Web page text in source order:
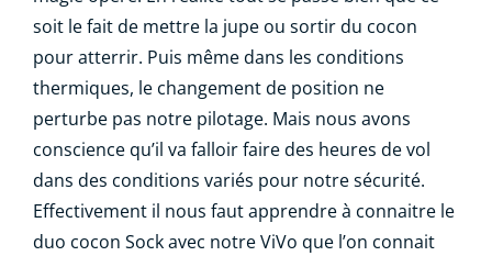
soit le fait de mettre la jupe ou sortir du cocon
pour atterrir. Puis même dans les conditions
thermiques, le changement de position ne
perturbe pas notre pilotage. Mais nous avons
conscience qu’il va falloir faire des heures de vol
dans des conditions variés pour notre sécurité.
Effectivement il nous faut apprendre à connaitre le
duo cocon Sock avec notre ViVo que l’on connait